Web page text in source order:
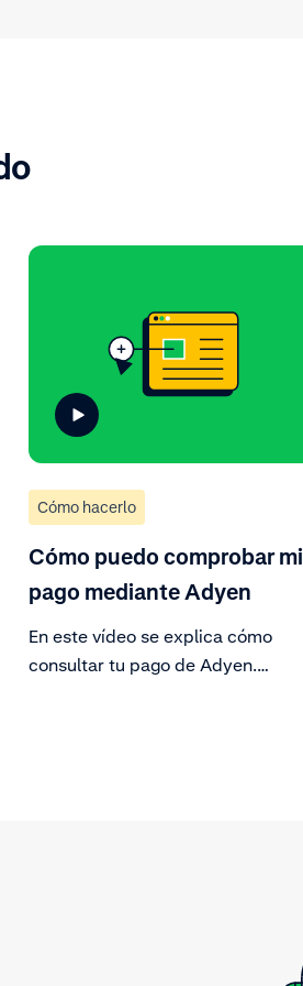
Cómo hacerlo
Cómo puedo comprobar mi
pago mediante Adyen
En este vídeo se explica cómo
consultar tu pago de Adyen.